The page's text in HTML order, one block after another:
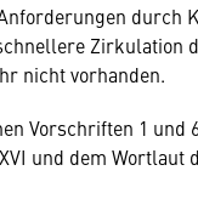
durch
Zirkulation
nicht vorhanden.
Vorschriften 1
und dem Wortlaut